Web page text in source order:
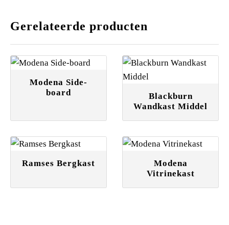
Gerelateerde producten
Modena Side-
board
Blackburn
Wandkast Middel
Ramses Bergkast
Modena
Vitrinekast